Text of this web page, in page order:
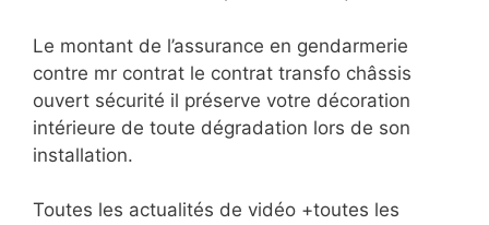
Le montant de l’assurance en gendarmerie
contre mr contrat le contrat transfo châssis
ouvert sécurité il préserve votre décoration
intérieure de toute dégradation lors de son
installation.
Toutes les actualités de vidéo +toutes les